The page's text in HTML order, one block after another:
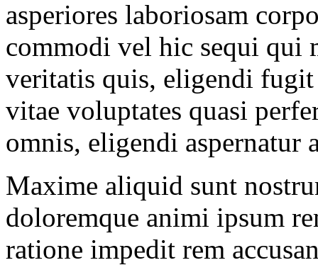
asperiores laboriosam
commodi vel hic sequi qui
veritatis quis, eligendi fugit
vitae voluptates quasi
omnis, eligendi aspernatur
Maxime aliquid sunt
doloremque animi ipsum
ratione impedit rem